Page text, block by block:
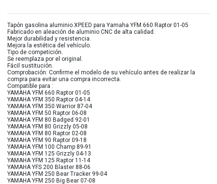
Tapón gasolina aluminio XPEED para Yamaha YFM 660 Raptor 01-05
Fabricado en aleación de aluminio CNC de alta calidad.
Mejor durabilidad y resistencia.
Mejora la estética del vehículo.
Tipo de competición.
Se reemplaza por el original.
Fácil sustitución.
Comprobación: Confirme el modelo de su vehículo antes de realizar la
compra para evitar una compra incorrecta.
Compatible para :
YAMAHA YFM 660 Raptor 01-05
YAMAHA YFM 350 Raptor 04-14
YAMAHA YFM 350 Warrior 87-04
YAMAHA YFM 50 Raptor 06-08
YAMAHA YFM 80 Badged 92-01
YAMAHA YFM 80 Grizzly 05-08
YAMAHA YFM 80 Raptor 02-08
YAMAHA YFM 90 Raptor 09-18
YAMAHA YFM 100 Champ 89-91
YAMAHA YFM 125 Grizzly 04-13
YAMAHA YFM 125 Raptor 11-14
YAMAHA YFS 200 Blaster 88-06
YAMAHA YFM 250 Bear Tracker 99-04
YAMAHA YFM 250 Big Bear 07-08